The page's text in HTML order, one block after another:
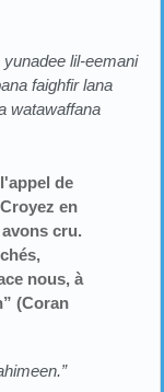
lil-eemani
faighfir lana
watawaffana
de
en
cru.
nous, à
(Coran